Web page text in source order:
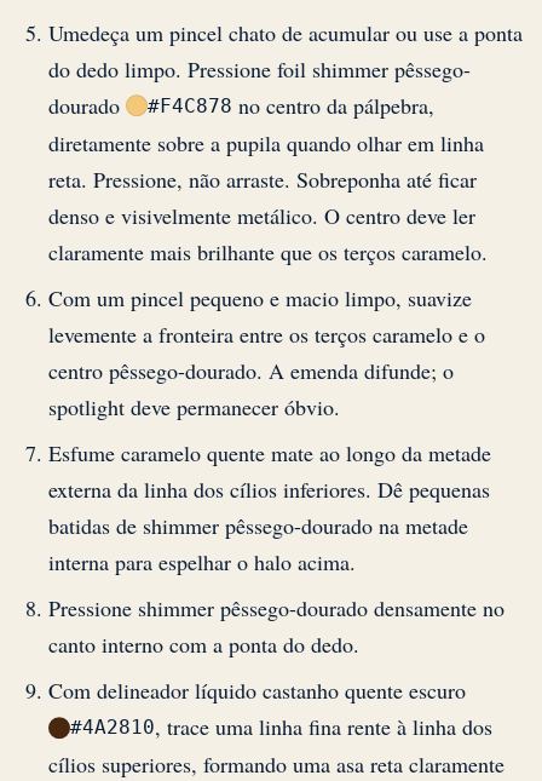
Umedeça um pincel chato de acumular ou use a ponta
do dedo limpo. Pressione foil shimmer pêssego-
dourado
#F4C878 no centro da pálpebra,
diretamente sobre a pupila quando olhar em linha
reta. Pressione, não arraste. Sobreponha até ficar
denso e visivelmente metálico. O centro deve ler
claramente mais brilhante que os terços caramelo.
Com um pincel pequeno e macio limpo, suavize
levemente a fronteira entre os terços caramelo e o
centro pêssego-dourado. A emenda difunde; o
spotlight deve permanecer óbvio.
Esfume caramelo quente mate ao longo da metade
externa da linha dos cílios inferiores. Dê pequenas
batidas de shimmer pêssego-dourado na metade
interna para espelhar o halo acima.
Pressione shimmer pêssego-dourado densamente no
canto interno com a ponta do dedo.
Com delineador líquido castanho quente escuro
#4A2810, trace uma linha fina rente à linha dos
cílios superiores, formando uma asa reta claramente